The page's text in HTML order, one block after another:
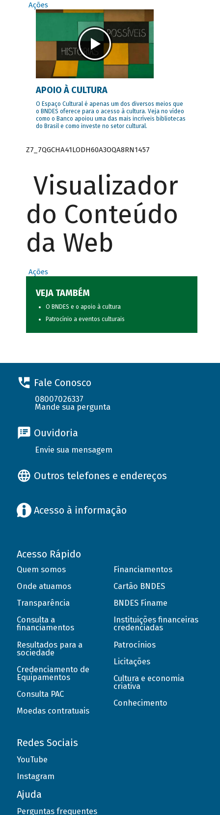
Ações
APOIO À CULTURA
O Espaço Cultural é apenas um dos diversos meios que
o BNDES oferece para o acesso à cultura. Veja no vídeo
como o Banco apoiou uma das mais incríveis bibliotecas
do Brasil e como investe no setor cultural.
Z7_7QGCHA41LODH60A3OQA8RN1457
Visualizador
do Conteúdo
da Web
Ações
VEJA TAMBÉM
O BNDES e o apoio à cultura
Patrocínio a eventos culturais
Fale Conosco
08007026337
Mande sua pergunta
Ouvidoria
Envie sua mensagem
Outros telefones e endereços
Acesso à informação
Acesso Rápido
Quem somos
Onde atuamos
Transparência
Consulta a
financiamentos
Resultados para a
sociedade
Credenciamento de
Equipamentos
Consulta PAC
Moedas contratuais
Financiamentos
Cartão BNDES
BNDES Finame
Instituições financeiras
credenciadas
Patrocínios
Licitações
Cultura e economia
criativa
Conhecimento
Redes Sociais
YouTube
Instagram
Ajuda
Perguntas frequentes